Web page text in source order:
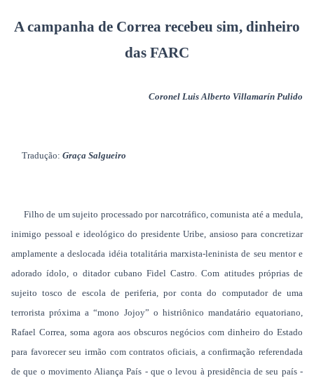
A campanha de Correa recebeu sim, dinheiro
das FARC
Coronel Luis Alberto Villamarín Pulido
Tradução: Graça Salgueiro
Filho de um sujeito processado por narcotráfico, comunista até a medula,
inimigo pessoal e ideológico do presidente Uribe, ansioso para concretizar
amplamente a deslocada idéia totalitária marxista-leninista de seu mentor e
adorado ídolo, o ditador cubano Fidel Castro. Com atitudes próprias de
sujeito tosco de escola de periferia, por conta do computador de uma
terrorista próxima a “mono Jojoy” o histriônico mandatário equatoriano,
Rafael Correa, soma agora aos obscuros negócios com dinheiro do Estado
para favorecer seu irmão com contratos oficiais, a confirmação referendada
de que o movimento Aliança País - que o levou à presidência de seu país -